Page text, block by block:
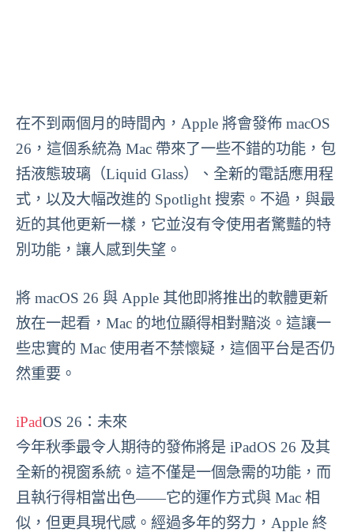
在不到兩個月的時間內，Apple 將會發佈 macOS
26，這個系統為 Mac 帶來了一些不錯的功能，包
括液態玻璃（Liquid Glass）、全新的電話應用程
式，以及大幅改進的 Spotlight 搜索。不過，與最
近的其他更新一樣，它並沒有令使用者驚豔的特
別功能，讓人感到失望。
將 macOS 26 與 Apple 其他即將推出的軟體更新
放在一起看，Mac 的地位顯得相對黯淡。這讓一
些忠實的 Mac 使用者不禁懷疑，這個平台是否仍
然重要。
iPadOS 26：未來
今年秋季最令人期待的發佈將是 iPadOS 26 及其
全新的視窗系統。這不僅是一個急需的功能，而
且執行得相當出色——它的運作方式與 Mac 相
似，但更具現代感。經過多年的努力，Apple 終